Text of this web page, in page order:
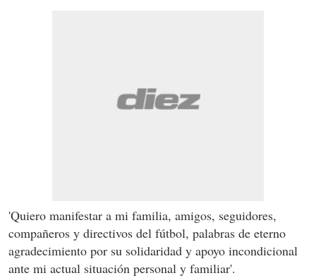
'Quiero manifestar a mi familia, amigos, seguidores,
compañeros y directivos del fútbol, palabras de eterno
agradecimiento por su solidaridad y apoyo incondicional
ante mi actual situación personal y familiar'.